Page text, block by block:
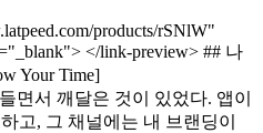
products/rSNlW"
</link-preview> ## 나
Your Time]
면서 깨달은 것이 있었다. 앱이
고, 그 채널에는 내 브랜딩이